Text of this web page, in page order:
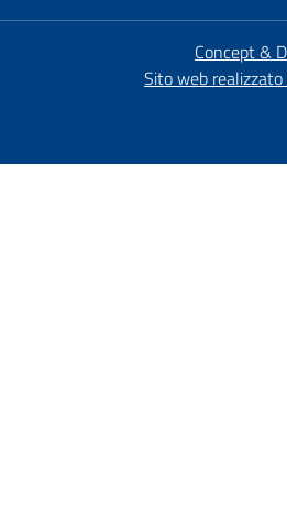
Concept &
Sito web realizzato